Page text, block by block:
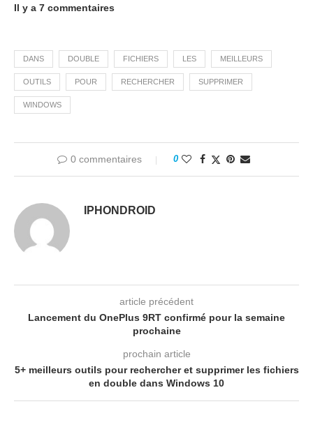
Il y a 7 commentaires
DANS DOUBLE FICHIERS LES MEILLEURS
OUTILS POUR RECHERCHER SUPPRIMER
WINDOWS
0 commentaires 0
IPHONDROID
article précédent
Lancement du OnePlus 9RT confirmé pour la semaine
prochaine
prochain article
5+ meilleurs outils pour rechercher et supprimer les fichiers
en double dans Windows 10